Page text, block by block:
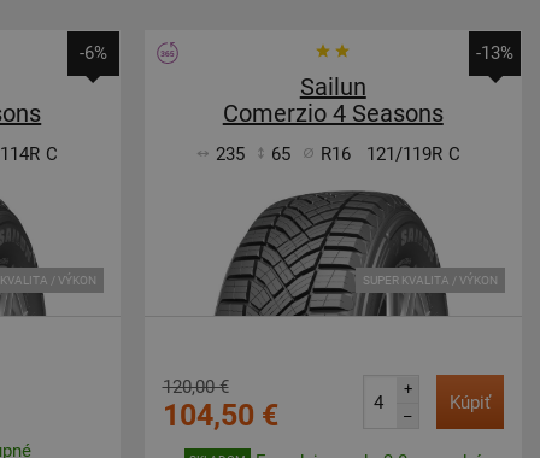
-6%
C
KVALITA / VÝKON
-13%
Sailun
Comerzio 4 Seasons
235 65 R16 121/119R C
SUPER KVALITA / VÝKON
120,00 €
104,50 €
+
–
Kúpiť